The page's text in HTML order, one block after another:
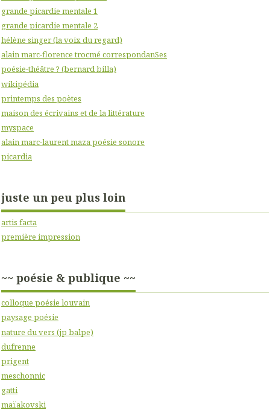
grande picardie mentale 1
grande picardie mentale 2
hélène singer (la voix du regard)
alain marc-florence trocmé correspondanSes
poésie-théâtre ? (bernard billa)
wikipédia
printemps des poètes
maison des écrivains et de la littérature
myspace
alain marc-laurent maza poésie sonore
picardia
juste un peu plus loin
artis facta
première impression
~~ poésie & publique ~~
colloque poésie louvain
paysage poésie
nature du vers (jp balpe)
dufrenne
prigent
meschonnic
gatti
maïakovski